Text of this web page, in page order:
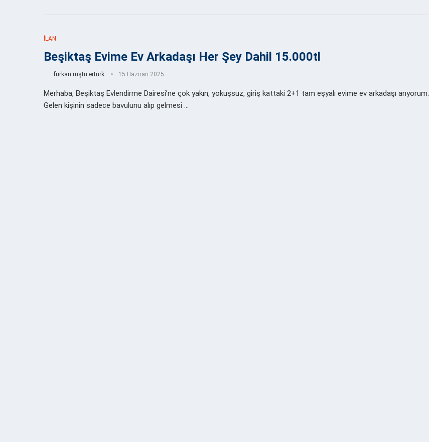
İLAN
Beşiktaş Evime Ev Arkadaşı Her Şey Dahil 15.000tl
furkan rüştü ertürk 15 Haziran 2025
Merhaba, Beşiktaş Evlendirme Dairesi’ne çok yakın, yokuşsuz, giriş kattaki 2+1 tam eşyalı evime ev arkadaşı arıyorum.
Gelen kişinin sadece bavulunu alıp gelmesi …